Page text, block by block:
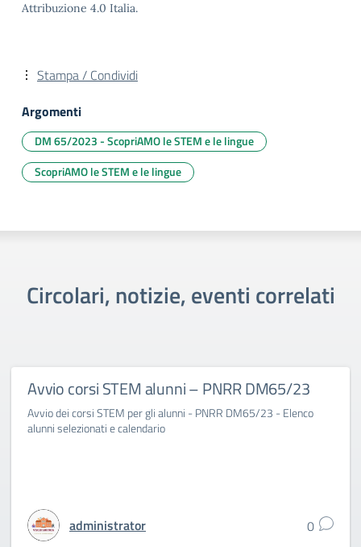
Attribuzione 4.0 Italia.
Stampa / Condividi
Argomenti
DM 65/2023 - ScopriAMO le STEM e le lingue
ScopriAMO le STEM e le lingue
Circolari, notizie, eventi correlati
Avvio corsi STEM alunni – PNRR DM65/23
Avvio dei corsi STEM per gli alunni - PNRR DM65/23 - Elenco
alunni selezionati e calendario
administrator 0